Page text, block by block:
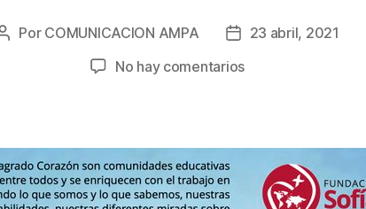
Autor
Por COMUNICACION AMPA
Fecha
la
23 abril, 2021
No hay comentariosen
las
Asociaciones
de